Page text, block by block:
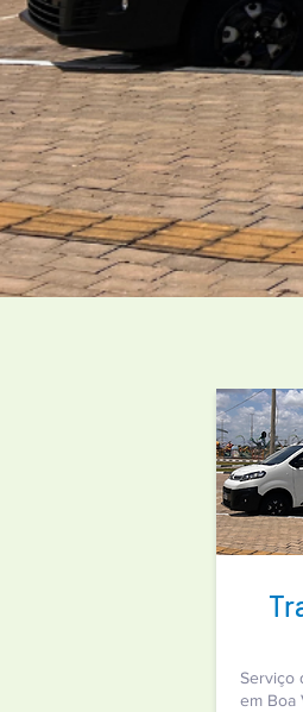
Serviço
em Boa